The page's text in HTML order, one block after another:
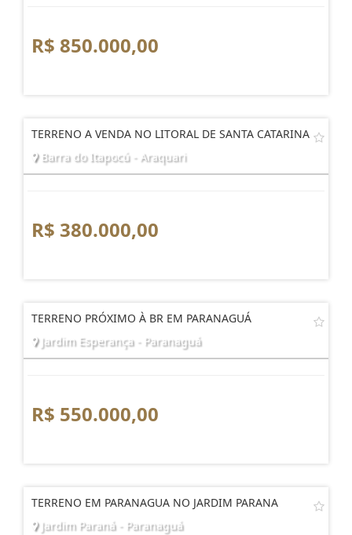
R$ 850.000,00
TERRENO A VENDA NO LITORAL DE SANTA CATARINA
Barra do Itapocú - Araquari
R$ 380.000,00
TERRENO PRÓXIMO À BR EM PARANAGUÁ
Jardim Esperança - Paranaguá
R$ 550.000,00
TERRENO EM PARANAGUA NO JARDIM PARANA
Jardim Paraná - Paranaguá